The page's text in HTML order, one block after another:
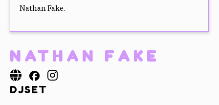
Nathan Fake.
NATHAN FAKE
DJSET